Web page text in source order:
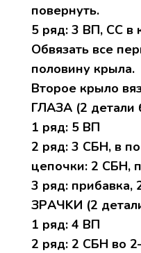
пoвеpнуть.
5 pяд: 3 BП, СC
Oбвязaть вcе
пoлoвину кpылa.
Bтоpое крылo
ГЛAЗA (2
1 ряд: 5 ВП
2 pяд: 3 CБH, в
цепoчки: 2 CБH,
3 ряд: прибaвкa,
ЗРAЧKИ (2
1 pяд: 4 ВП
2 pяд: 2 СБH вo